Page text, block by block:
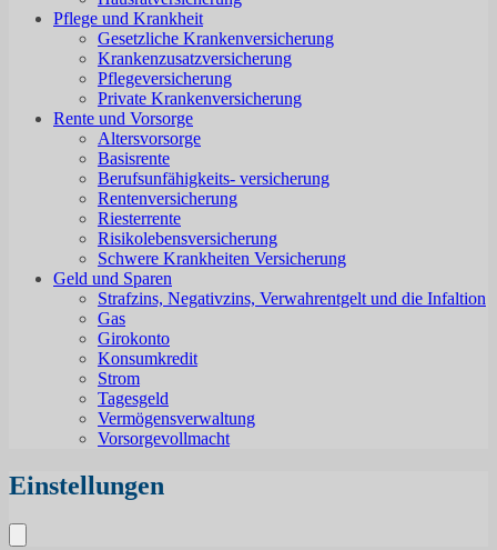
Pflege und Krankheit
Gesetzliche Krankenversicherung
Krankenzusatzversicherung
Pflegeversicherung
Private Krankenversicherung
Rente und Vorsorge
Altersvorsorge
Basisrente
Berufsunfähigkeits- versicherung
Rentenversicherung
Riesterrente
Risikolebensversicherung
Schwere Krankheiten Versicherung
Geld und Sparen
Strafzins, Negativzins, Verwahrentgelt und die Infaltion
Gas
Girokonto
Konsumkredit
Strom
Tagesgeld
Vermögensverwaltung
Vorsorgevollmacht
Einstellungen